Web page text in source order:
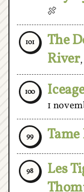
101
The
River,
100
1
99
98
Les
🐅